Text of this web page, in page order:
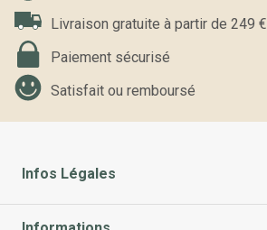
Livraison gratuite à partir de 249 €
Paiement sécurisé
Satisfait ou remboursé
Infos Légales